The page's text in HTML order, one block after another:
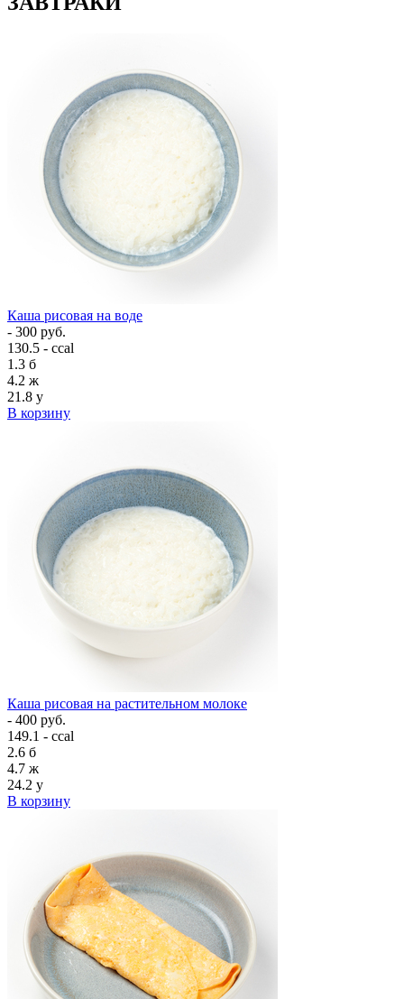
Каша рисовая на воде
- 300 руб.
130.5 - ccal
1.3 б
4.2 ж
21.8 у
В корзину
Каша рисовая на растительном молоке
- 400 руб.
149.1 - ccal
2.6 б
4.7 ж
24.2 у
В корзину